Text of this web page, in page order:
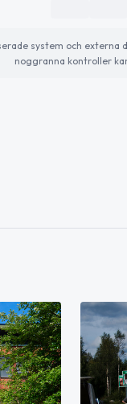
system och
noggranna kontroller